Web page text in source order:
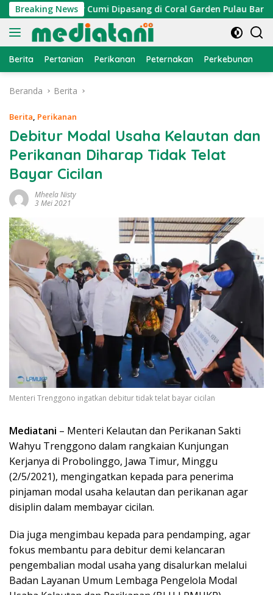
Langsung
ke
konten
Breaking News
Atraktor Cumi Dipasang di Coral Garden Pulau Barrang
Berita Pertanian Perikanan Peternakan Perkebunan
Beranda Berita
Berita, Perikanan
Debitur Modal Usaha Kelautan dan
Perikanan Diharap Tidak Telat
Bayar Cicilan
Mheela Nisty
3 Mei 2021
Menteri Trenggono ingatkan debitur tidak telat bayar cicilan
Mediatani – Menteri Kelautan dan Perikanan Sakti
Wahyu Trenggono dalam rangkaian Kunjungan
Kerjanya di Probolinggo, Jawa Timur, Minggu
(2/5/2021), mengingatkan kepada para penerima
pinjaman modal usaha kelautan dan perikanan agar
disiplin dalam membayar cicilan.
Dia juga mengimbau kepada para pendamping, agar
fokus membantu para debitur demi kelancaran
pengembalian modal usaha yang disalurkan melalui
Badan Layanan Umum Lembaga Pengelola Modal